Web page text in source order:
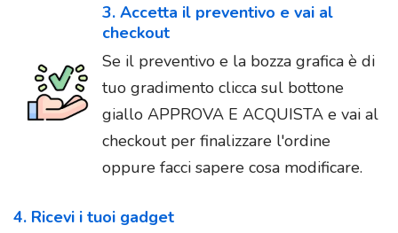
3. Accetta il preventivo e vai al
checkout
Se il preventivo e la bozza grafica è di
tuo gradimento clicca sul bottone
giallo APPROVA E ACQUISTA e vai al
checkout per finalizzare l'ordine
oppure facci sapere cosa modificare.
4. Ricevi i tuoi gadget